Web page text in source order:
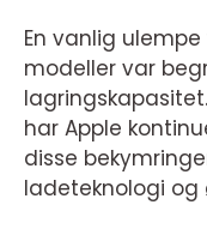
En vanlig
modeller var
har Apple
disse
ladeteknologi og